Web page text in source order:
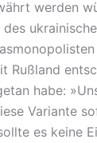
werden
Rußland
habe:
Variante
es keine